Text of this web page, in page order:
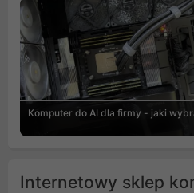
Komputer do AI dla firmy - jaki
Internetowy sklep